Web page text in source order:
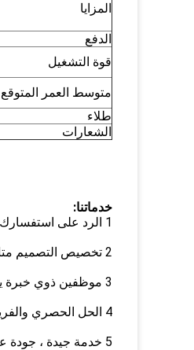
المزايا
الدفع
قوة التشغيل
متوسط العمر المتوقع
طلاء
الشعارات
خدماتنا:
1 الرد على استفسارك خلال 24 ساعة عمل
2 تخصيص التصميم متاح ، OEM وODM مرحب بهم
3 موظفين ذوي خبرة يجيبون على جميع أسئلتك باللغة الإنجليزية المهنية والجيدة
4 الحل الحصري والفريد يمكن أن توفر لعملائنا من قبل المهندسين والموظفين المدربين تدريبا جيدا والمهنية لدينا
5 خدمة جيدة ، جودة عالية ، اختبار جميع السلع ووقت توفير قصير